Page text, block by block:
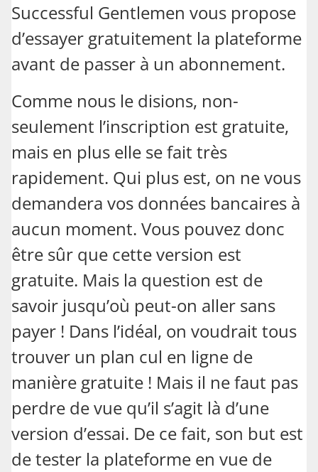
Successful Gentlemen vous propose
d’essayer gratuitement la plateforme
avant de passer à un abonnement.
Comme nous le disions, non-
seulement l’inscription est gratuite,
mais en plus elle se fait très
rapidement. Qui plus est, on ne vous
demandera vos données bancaires à
aucun moment. Vous pouvez donc
être sûr que cette version est
gratuite. Mais la question est de
savoir jusqu’où peut-on aller sans
payer ! Dans l’idéal, on voudrait tous
trouver un plan cul en ligne de
manière gratuite ! Mais il ne faut pas
perdre de vue qu’il s’agit là d’une
version d’essai. De ce fait, son but est
de tester la plateforme en vue de